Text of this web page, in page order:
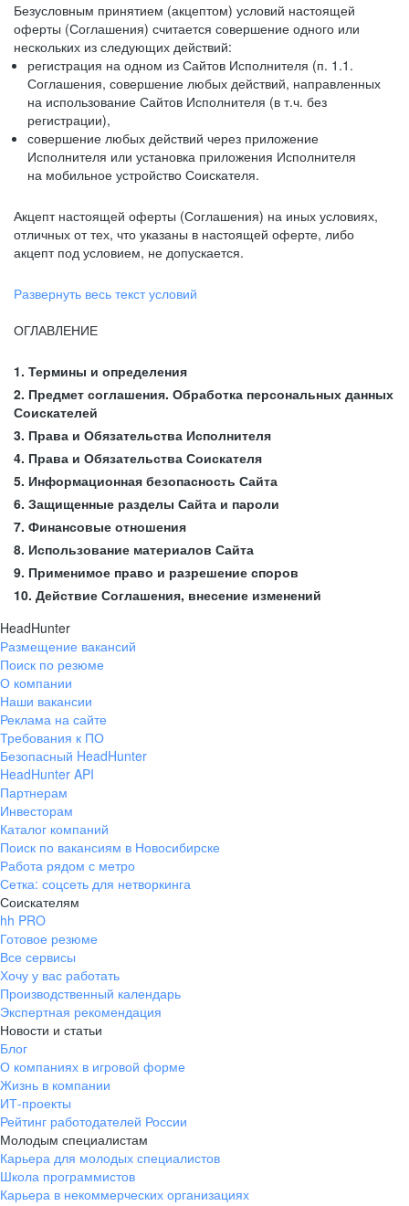
Безусловным принятием (акцептом) условий настоящей
оферты (Соглашения) считается совершение одного или
нескольких из следующих действий:
регистрация на одном из Сайтов Исполнителя (п. 1.1.
Соглашения, совершение любых действий, направленных
на использование Сайтов Исполнителя (в т.ч. без
регистрации),
совершение любых действий через приложение
Исполнителя или установка приложения Исполнителя
на мобильное устройство Соискателя.
Акцепт настоящей оферты (Соглашения) на иных условиях,
отличных от тех, что указаны в настоящей оферте, либо
акцепт под условием, не допускается.
Развернуть весь текст условий
ОГЛАВЛЕНИЕ
1. Термины и определения
2. Предмет соглашения. Обработка персональных данных
Соискателей
3. Права и Обязательства Исполнителя
4. Права и Обязательства Соискателя
5. Информационная безопасность Сайта
6. Защищенные разделы Сайта и пароли
7. Финансовые отношения
8. Использование материалов Сайта
9. Применимое право и разрешение споров
10. Действие Соглашения, внесение изменений
HeadHunter
Размещение вакансий
Поиск по резюме
О компании
Наши вакансии
Реклама на сайте
Требования к ПО
Безопасный HeadHunter
HeadHunter API
Партнерам
Инвесторам
Каталог компаний
Поиск по вакансиям в Новосибирске
Работа рядом с метро
Сетка: соцсеть для нетворкинга
Соискателям
hh PRO
Готовое резюме
Все сервисы
Хочу у вас работать
Производственный календарь
Экспертная рекомендация
Новости и статьи
Блог
О компаниях в игровой форме
Жизнь в компании
ИТ-проекты
Рейтинг работодателей России
Молодым специалистам
Карьера для молодых специалистов
Школа программистов
Карьера в некоммерческих организациях